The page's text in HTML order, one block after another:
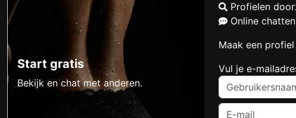
Start gratis
Bekijk en chat met anderen.
Profielen
Online chatten
Maak een
Vul je e-